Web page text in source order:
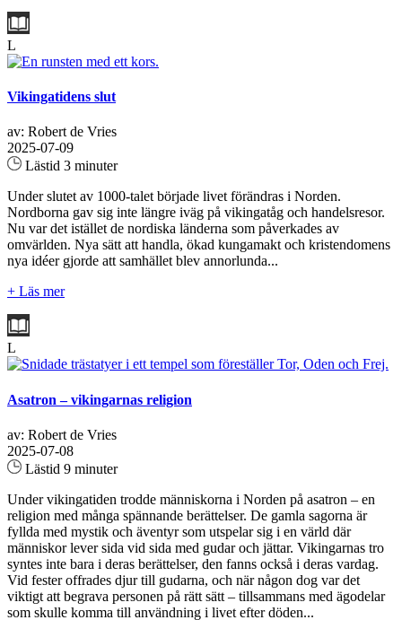
L
Vikingatidens slut
av: Robert de Vries
2025-07-09
Lästid 3 minuter
Under slutet av 1000-talet började livet förändras i Norden.
Nordborna gav sig inte längre iväg på vikingatåg och handelsresor.
Nu var det istället de nordiska länderna som påverkades av
omvärlden. Nya sätt att handla, ökad kungamakt och kristendomens
nya idéer gjorde att samhället blev annorlunda...
+ Läs mer
L
Asatron – vikingarnas religion
av: Robert de Vries
2025-07-08
Lästid 9 minuter
Under vikingatiden trodde människorna i Norden på asatron – en
religion med många spännande berättelser. De gamla sagorna är
fyllda med mystik och äventyr som utspelar sig i en värld där
människor lever sida vid sida med gudar och jättar. Vikingarnas tro
syntes inte bara i deras berättelser, den fanns också i deras vardag.
Vid fester offrades djur till gudarna, och när någon dog var det
viktigt att begrava personen på rätt sätt – tillsammans med ägodelar
som skulle komma till användning i livet efter döden...